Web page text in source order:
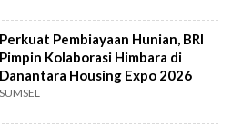
Perkuat Pembiayaan Hunian, BRI
Pimpin Kolaborasi Himbara di
Danantara Housing Expo 2026
SUMSEL